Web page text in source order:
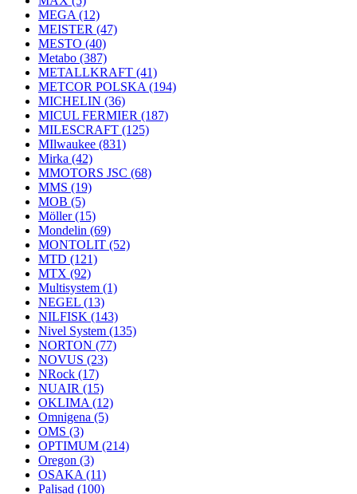
MEGA (12)
MEISTER (47)
MESTO (40)
Metabo (387)
METALLKRAFT (41)
METCOR POLSKA (194)
MICHELIN (36)
MICUL FERMIER (187)
MILESCRAFT (125)
MIlwaukee (831)
Mirka (42)
MMOTORS JSC (68)
MMS (19)
MOB (5)
Möller(15)
Mondelin (69)
MONTOLIT (52)
MTD (121)
MTX (92)
Multisystem (1)
NEGEL (13)
NILFISK (143)
Nivel System (135)
NORTON (77)
NOVUS (23)
NRock (17)
NUAIR (15)
OKLIMA (12)
Omnigena (5)
OMS (3)
OPTIMUM (214)
Oregon (3)
OSAKA (11)
Palisad (100)